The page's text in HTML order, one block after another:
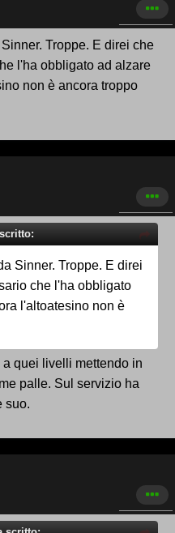
Troppe. E direi che
l'ha obbligato ad alzare
non è ancora troppo
Sinner. Troppe. E direi
che l'ha obbligato
l'altoatesino non è
quei livelli mettendo in
palle. Sul servizio ha
suo.